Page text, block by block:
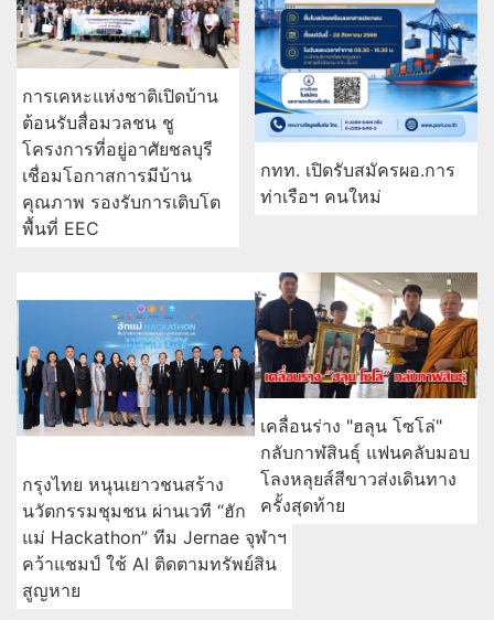
การเคหะแห่งชาติเปิดบ้าน
ต้อนรับสื่อมวลชน ชู
โครงการที่อยู่อาศัยชลบุรี
เชื่อมโอกาสการมีบ้าน
คุณภาพ รองรับการเติบโต
พื้นที่ EEC
กทท. เปิดรับสมัครผอ.การ
ท่าเรือฯ คนใหม่
กรุงไทย หนุนเยาวชนสร้าง
นวัตกรรมชุมชน ผ่านเวที “ฮัก
แม่ Hackathon” ทีม Jernae จุฬาฯ
คว้าแชมป์ ใช้ AI ติดตามทรัพย์สิน
สูญหาย
เคลื่อนร่าง "ฮลุน โซโล่"
กลับกาฬสินธุ์ แฟนคลับมอบ
โลงหลุยส์สีขาวส่งเดินทาง
ครั้งสุดท้าย